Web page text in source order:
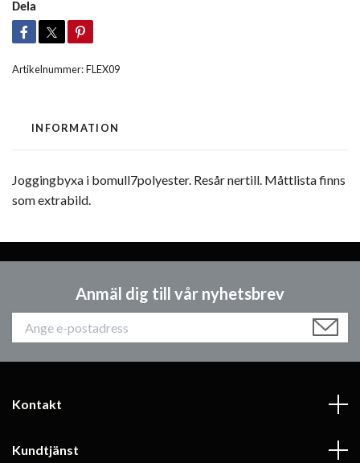
Dela
Artikelnummer:FLEX09
INFORMATION
Joggingbyxa i bomull7polyester. Resår nertill. Måttlista finns
som extrabild.
Anmäl dig till vår nyhetsbrev
Kontakt
Kundtjänst